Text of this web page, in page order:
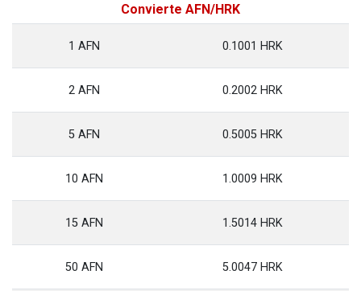
Convierte AFN/HRK
1 AFN 0.1001 HRK
2 AFN 0.2002 HRK
5 AFN 0.5005 HRK
10 AFN 1.0009 HRK
15 AFN 1.5014 HRK
50 AFN 5.0047 HRK